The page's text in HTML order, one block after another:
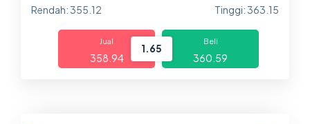
Rendah: 355.12 Tinggi: 363.15
Jual
358.94
1.65
Beli
360.59